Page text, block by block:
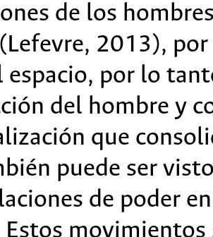
de los
2013),
espacio, por lo
del hombre y
que
puede ser
de poder
Estos